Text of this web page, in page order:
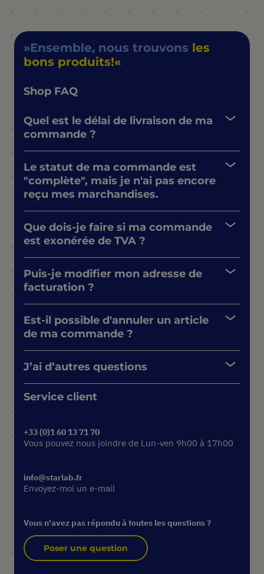
Ensemble, nous trouvons les
bons produits!
Shop FAQ
Quel est le délai de livraison de ma
commande ?
Le statut de ma commande est
"complète", mais je n'ai pas encore
reçu mes marchandises.
Que dois-je faire si ma commande
est exonérée de TVA ?
Puis-je modifier mon adresse de
facturation ?
Est-il possible d'annuler un article
de ma commande ?
J’ai d’autres questions
Service client
+33 (0)1 60 13 71 70
Vous pouvez nous joindre de Lun-ven 9h00 à 17h00
info@starlab.fr
Envoyez-moi un e-mail
Vous n'avez pas répondu à toutes les questions ?
Poser une question